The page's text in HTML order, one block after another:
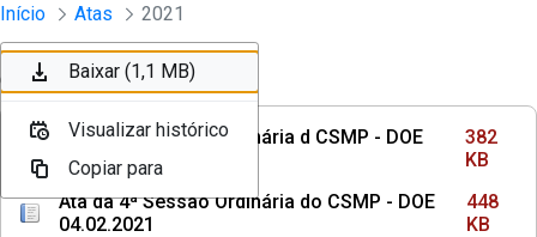
Pular para o Conteúdo principal
Sessões e Reuniões - Documentos
Início Atas 2021
Ordenar Filtro
Ata da 5ª Sessão Ordinária d CSMP - DOE
11.02.2021
382
KB
Ata da 4ª Sessão Ordinária do CSMP - DOE
04.02.2021
448
KB
Baixar (382 KB)
Visualizar histórico
Copiar para
Baixar (448 KB)
Visualizar histórico
Copiar para
Baixar (1,1 MB)
Visualizar histórico
Copiar para